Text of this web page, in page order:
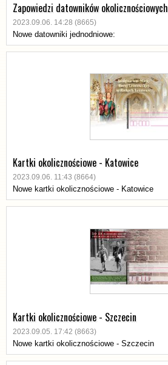
Zapowiedzi datowników okolicznościowych
2023.09.06. 14:28 (8665)
Nowe datowniki jednodniowe:
Kartki okolicznościowe - Katowice
2023.09.06. 11:43 (8664)
Nowe kartki okolicznościowe - Katowice
Kartki okolicznościowe - Szczecin
2023.09.05. 17:42 (8663)
Nowe kartki okolicznościowe - Szczecin